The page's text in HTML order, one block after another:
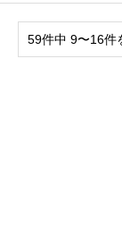
59件中 9〜16件